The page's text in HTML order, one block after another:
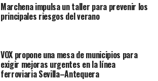
Marchena impulsa un taller para prevenir los
principales riesgos del verano
VOX propone una mesa de municipios para
exigir mejoras urgentes en la línea
ferroviaria Sevilla–Antequera